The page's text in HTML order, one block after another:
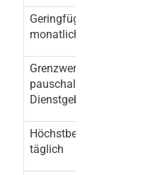
Geringfügigkeitsgrenze
monatlich
Grenzwert für
pauschalierte
Dienstgeberabgabe
täglich